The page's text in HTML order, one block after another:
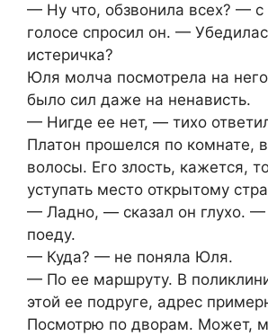
— Ну что, обзвонила всех? —
голосе спросил он. —
истеричка?
Юля молча посмотрела на
было сил даже на ненависть.
— Нигде ее нет, — тихо
Платон прошелся по комнате,
волосы. Его злость, кажется,
уступать место открытому
— Ладно, — сказал он глухо. —
поеду.
— Куда? — не поняла Юля.
— По ее маршруту. В
этой ее подруге, адрес
Посмотрю по дворам. Может,